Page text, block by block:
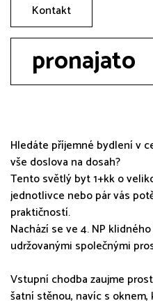
Kontakt
pronajato
Hledáte příjemné bydlení v
vše doslova na dosah?
Tento světlý byt 1+kk o
jednotlivce nebo pár vás
praktičností.
Nachází se ve 4. NP
udržovanými společnými
Vstupní chodba zaujme
šatní stěnou, navíc s